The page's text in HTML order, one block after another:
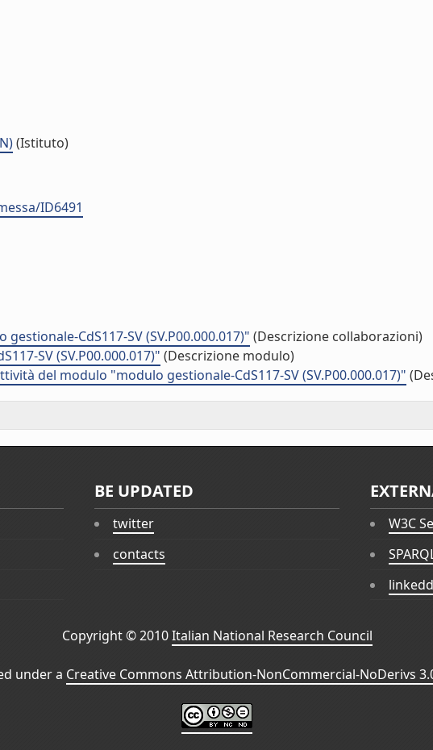
(Istituto)
ID6491
CdS117-SV (SV.P00.000.017)" (Descrizione collaborazioni)
SV (SV.P00.000.017)" (Descrizione modulo)
del modulo "modulo gestionale-CdS117-SV (SV.P00.000.017)"
BE UPDATED
twitter
contacts
W3C
Copyright © 2010Italian National Research Council
under a Creative Commons Attribution-NonCommercial-NoDerivs